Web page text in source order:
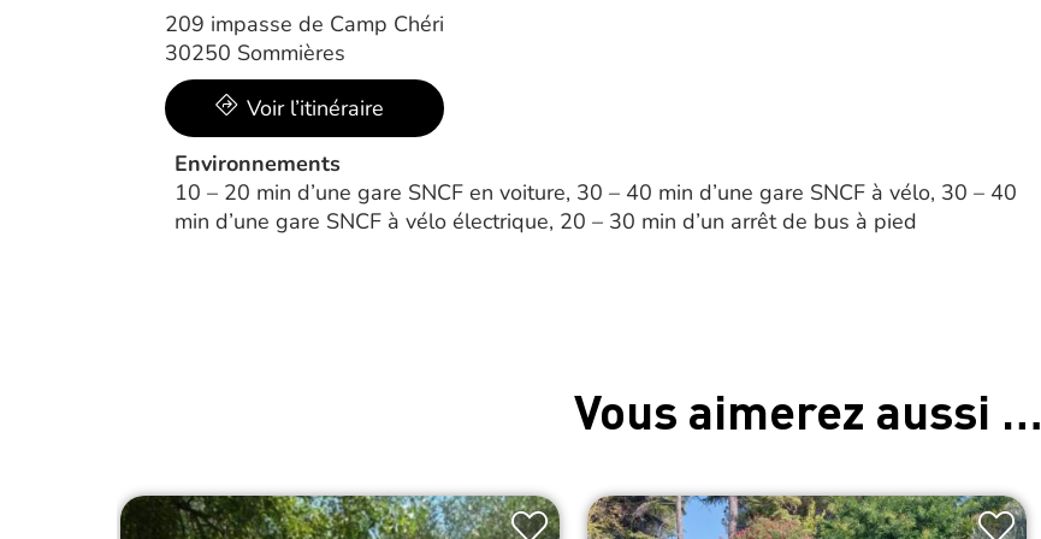
209 impasse de Camp Chéri
30250 Sommières
Voir l’itinéraire
Environnements
10 – 20 min d’une gare SNCF en voiture, 30 – 40 min d’une gare SNCF à vélo, 30 – 40
min d’une gare SNCF à vélo électrique, 20 – 30 min d’un arrêt de bus à pied
Vous aimerez aussi …